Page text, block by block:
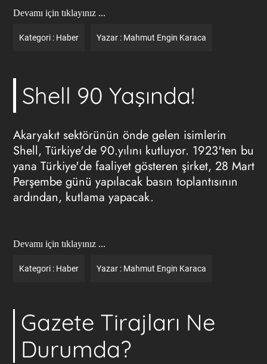
Devamı için tıklayınız ...
Kategori : Haber Yazar : Mahmut Engin Karaca
Shell 90 Yaşında!
Akaryakıt sektörünün önde gelen isimlerin
Shell, Türkiye'de 90.yılını kutluyor. 1923'ten bu
yana Türkiye'de faaliyet gösteren şirket, 28 Mart
Perşembe günü yapılacak basın toplantısının
ardından, kutlama yapacak.
Devamı için tıklayınız ...
Kategori : Haber Yazar : Mahmut Engin Karaca
Gazete Tirajları Ne
Durumda?